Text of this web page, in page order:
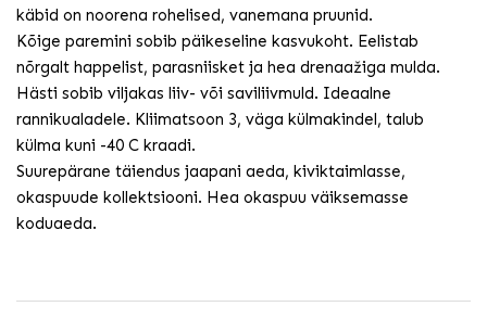
käbid on noorena rohelised, vanemana pruunid.
Kõige paremini sobib päikeseline kasvukoht. Eelistab
nõrgalt happelist, parasniisket ja hea drenaažiga mulda.
Hästi sobib viljakas liiv- või saviliivmuld. Ideaalne
rannikualadele. Kliimatsoon 3, väga külmakindel, talub
külma kuni -40 C kraadi.
Suurepärane täiendus jaapani aeda, kiviktaimlasse,
okaspuude kollektsiooni. Hea okaspuu väiksemasse
koduaeda.